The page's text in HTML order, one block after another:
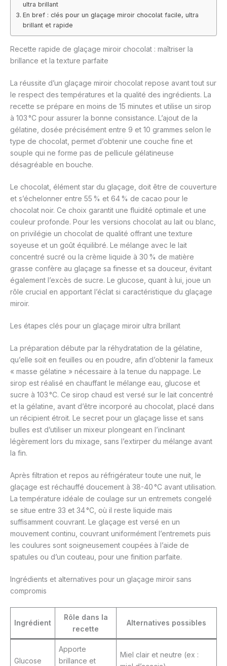
ultra brillant
En bref : clés pour un glaçage miroir chocolat facile, ultra
brillant et rapide
Recette rapide de glaçage miroir chocolat : maîtriser la
brillance et la texture parfaite
La réussite d’un glaçage miroir chocolat repose avant tout sur
le respect des températures et la qualité des ingrédients. La
recette se prépare en moins de 15 minutes et utilise un sirop
à 103 °C pour assurer la bonne consistance. L’ajout de la
gélatine, dosée précisément entre 9 et 10 grammes selon le
type de chocolat, permet d’obtenir une couche fine et
souple qui ne forme pas de pellicule gélatineuse
désagréable en bouche.
Le chocolat, élément star du glaçage, doit être de couverture
et s’échelonner entre 55 % et 64 % de cacao pour le
chocolat noir. Ce choix garantit une fluidité optimale et une
couleur profonde. Pour les versions chocolat au lait ou blanc,
on privilégie un chocolat de qualité offrant une texture
soyeuse et un goût équilibré. Le mélange avec le lait
concentré sucré ou la crème liquide à 30 % de matière
grasse confère au glaçage sa finesse et sa douceur, évitant
également l’excès de sucre. Le glucose, quant à lui, joue un
rôle crucial en apportant l’éclat si caractéristique du glaçage
miroir.
Les étapes clés pour un glaçage miroir ultra brillant
La préparation débute par la réhydratation de la gélatine,
qu’elle soit en feuilles ou en poudre, afin d’obtenir la fameux
« masse gélatine » nécessaire à la tenue du nappage. Le
sirop est réalisé en chauffant le mélange eau, glucose et
sucre à 103 °C. Ce sirop chaud est versé sur le lait concentré
et la gélatine, avant d’être incorporé au chocolat, placé dans
un récipient étroit. Le secret pour un glaçage lisse et sans
bulles est d’utiliser un mixeur plongeant en l’inclinant
légèrement lors du mixage, sans l’extirper du mélange avant
la fin.
Après filtration et repos au réfrigérateur toute une nuit, le
glaçage est réchauffé doucement à 38-40 °C avant utilisation.
La température idéale de coulage sur un entremets congelé
se situe entre 33 et 34 °C, où il reste liquide mais
suffisamment couvrant. Le glaçage est versé en un
mouvement continu, couvrant uniformément l’entremets puis
les coulures sont soigneusement coupées à l’aide de
spatules ou d’un couteau, pour une finition parfaite.
Ingrédients et alternatives pour un glaçage miroir sans
compromis
Ingrédient
Rôle dans la
recette
Alternatives possibles
Glucose
Apporte
brillance et
Miel clair et neutre (ex :